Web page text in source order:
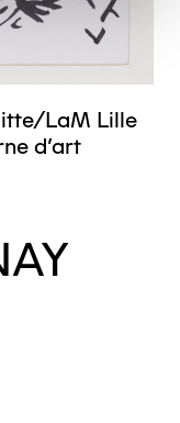
LaM Lille
d’art